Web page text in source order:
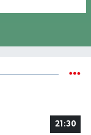
21:30